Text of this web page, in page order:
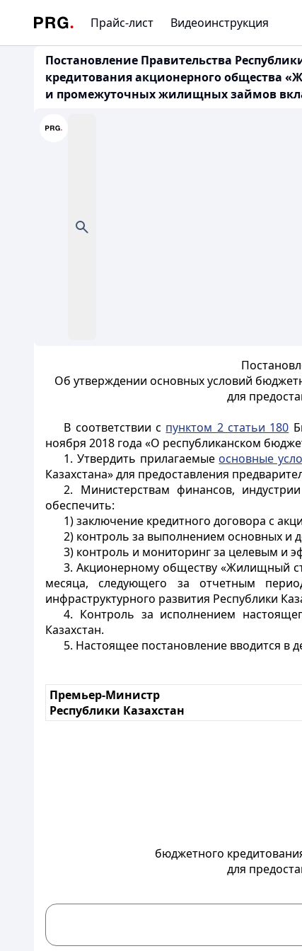
Прайс-лист Видеоинструкция
Постановление Правительства
кредитования акционерного общества
и промежуточных жилищных займов
Об утверждении основных условий
для
В соответствии с пунктом 2 статьи 180
ноября 2018 года «О республиканском
1. Утвердить прилагаемые основные
Казахстана» для предоставления
2. Министерствам финансов,
обеспечить:
1) заключение кредитного договора с
2) контроль за выполнением основных и
3) контроль и мониторинг за целевым и
3. Акционерному обществу «Жилищный
месяца, следующего за отчетным
инфраструктурного развития Республики
4. Контроль за исполнением
Казахстан.
5. Настоящее постановление вводится в
Премьер-Министр
Республики Казахстан
бюджетного
для